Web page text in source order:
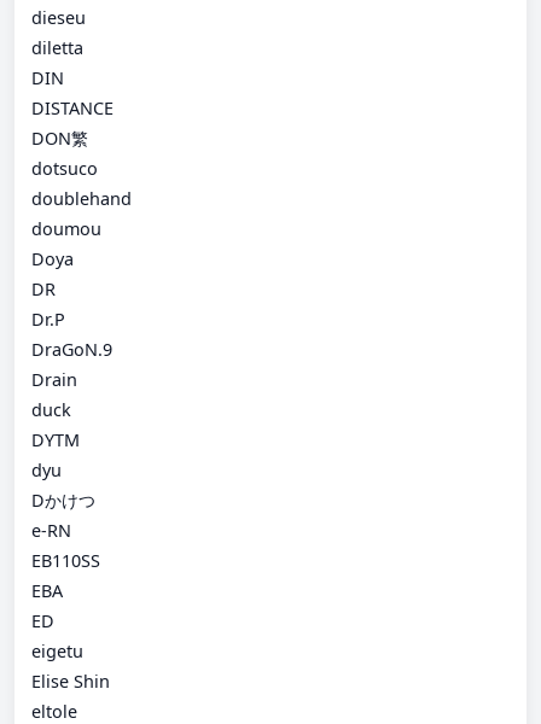
dieseu
diletta
DIN
DISTANCE
DON繁
dotsuco
doublehand
doumou
Doya
DR
Dr.P
DraGoN.9
Drain
duck
DYTM
dyu
Dかけつ
e-RN
EB110SS
EBA
ED
eigetu
Elise Shin
eltole